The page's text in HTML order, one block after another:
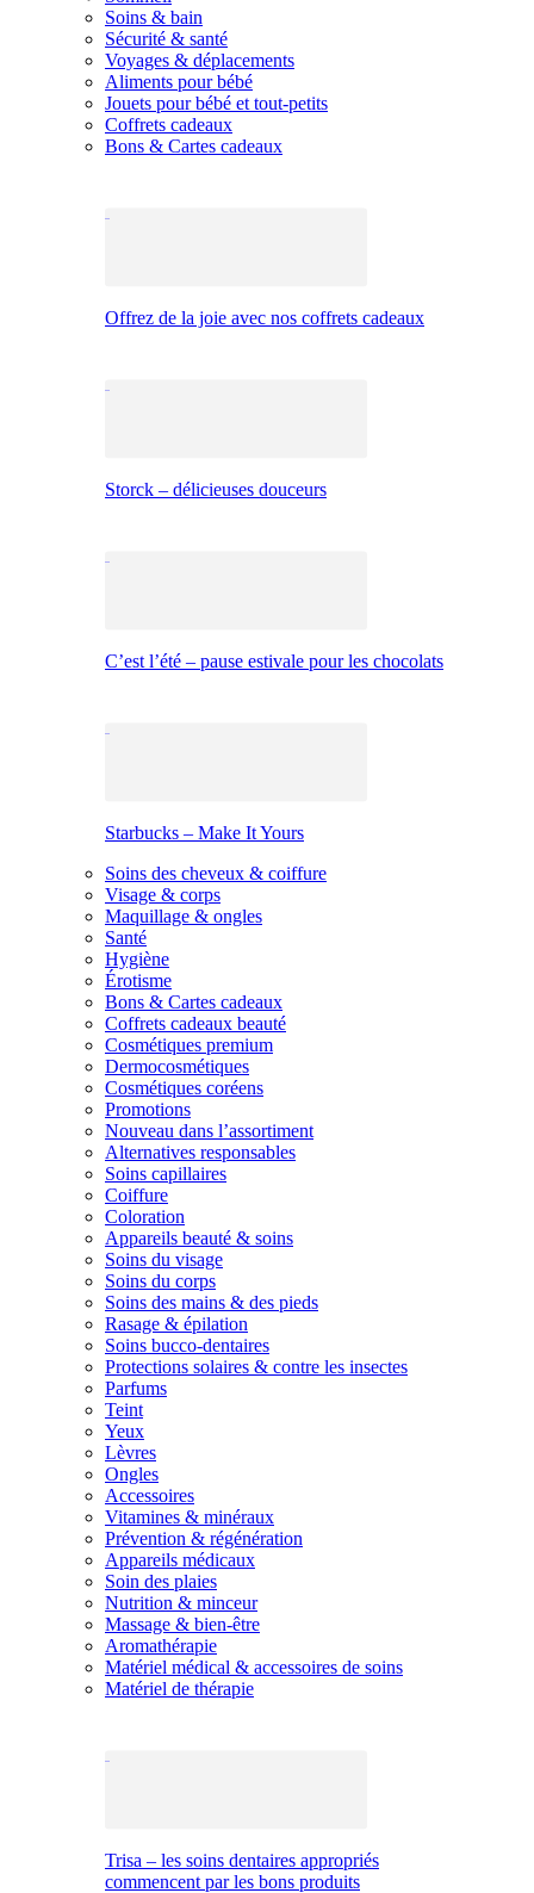
Soins & bain
Sécurité & santé
Voyages & déplacements
Aliments pour bébé
Jouets pour bébé et tout-petits
Coffrets cadeaux
Bons & Cartes cadeaux
Offrez de la joie avec nos coffrets cadeaux
Storck – délicieuses douceurs
C’est l’été – pause estivale pour les chocolats
Starbucks – Make It Yours
Soins des cheveux & coiffure
Visage & corps
Maquillage & ongles
Santé
Hygiène
Érotisme
Bons & Cartes cadeaux
Coffrets cadeaux beauté
Cosmétiques premium
Dermocosmétiques
Cosmétiques coréens
Promotions
Nouveau dans l’assortiment
Alternatives responsables
Soins capillaires
Coiffure
Coloration
Appareils beauté & soins
Soins du visage
Soins du corps
Soins des mains & des pieds
Rasage & épilation
Soins bucco-dentaires
Protections solaires & contre les insectes
Parfums
Teint
Yeux
Lèvres
Ongles
Accessoires
Vitamines & minéraux
Prévention & régénération
Appareils médicaux
Soin des plaies
Nutrition & minceur
Massage & bien-être
Aromathérapie
Matériel médical & accessoires de soins
Matériel de thérapie
Trisa – les soins dentaires appropriés
commencent par les bons produits